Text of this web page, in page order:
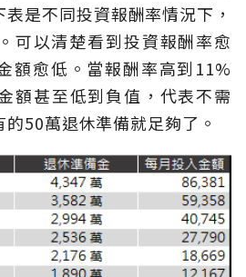
是不同投資報酬率情況下，
可以清楚看到投資報酬率愈
額愈低。當報酬率高到11%
額甚至低到負值，代表不需
50萬退休準備就足夠了。